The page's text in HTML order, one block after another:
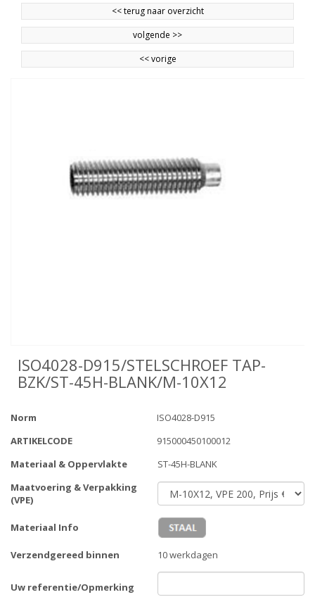
<<terug naar overzicht
volgende >>
<<vorige
ISO4028-D915/STELSCHROEF TAP-
BZK/ST-45H-BLANK/M-10X12
Norm
ISO4028-D915
ARTIKELCODE
915000450100012
Materiaal & Oppervlakte
ST-45H-BLANK
Maatvoering & Verpakking
(VPE)
Materiaal Info
Verzendgereed binnen 10 werkdagen
Uw referentie/Opmerking